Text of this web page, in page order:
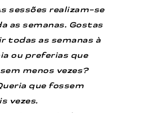
sessões realizam-se
as semanas. Gostas
todas as semanas à
ou preferias que
menos vezes?
que fossem
vezes.